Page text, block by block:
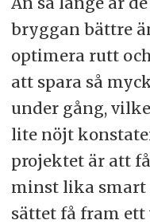
bryggan bättre
optimera rutt
att spara så
under gång,
lite nöjt
projektet är att
minst lika smart
sättet få fram